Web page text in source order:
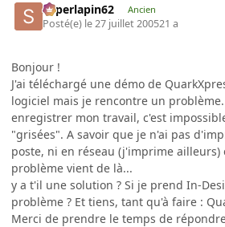
superlapin62 Ancien
Posté(e) le 27 juillet 200521 a
Bonjour !
J'ai téléchargé une démo de
logiciel mais je rencontre un
enregistrer mon travail, c'est
"grisées". A savoir que je n'ai pas
poste, ni en réseau (j'imprime ailleurs)
problème vient de là...
y a t'il une solution ? Si je prend In-
problème ? Et tiens, tant qu'à faire :
Merci de prendre le temps de